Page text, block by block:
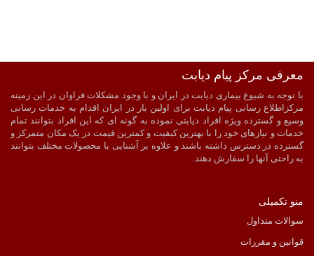
ضمانت اصالت و سلامت فیزیکی کالا
پرداخت آنلاین ارسال با پیک در شیراز
معرفی مرکز پیام دیابت
با توجه به شیوع بیماری دیابت در ایران و با وجود مشکلات فراوان در این زمینه
مرکزاطلاع رسانی پیام دیابت برای اولین بار در ایران اقدام به خدمات رسانی
وسیع و گسترده ویژه افراد دیابتی نموده به گونه ای که این افراد بتوانند تمام
خدمات و نیازهای خود را با بهترین کیفیت و کمترین قیمت در یک مکان متمرکز و
گسترده در دسترس داشته باشند و علاوه بر آشنایی با محصولات مختلف بتوانند
به راحتی آنها را سفارش دهند.
منو تکمیلی
سوالات متداول
قوانین و مقررات